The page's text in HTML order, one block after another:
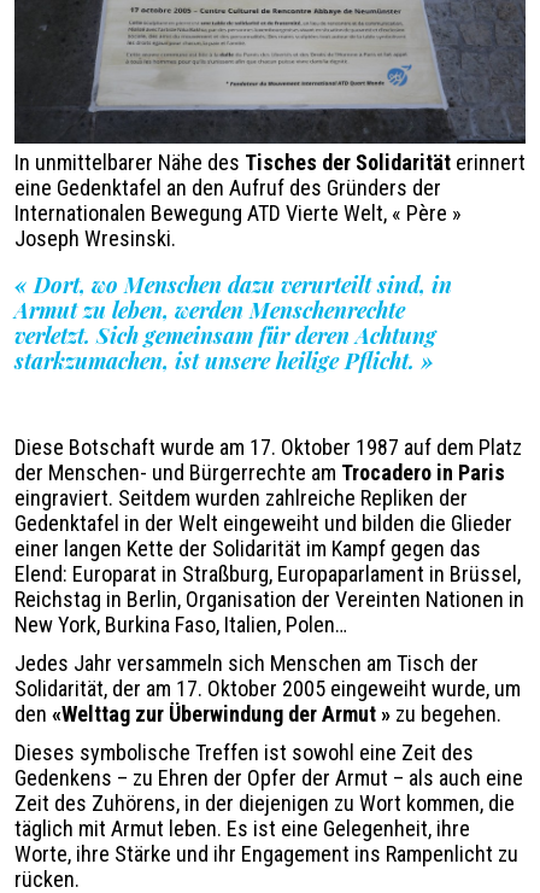
In unmittelbarer Nähe des Tisches der Solidarität erinnert
eine Gedenktafel an den Aufruf des Gründers der
Internationalen Bewegung ATD Vierte Welt, « Père »
Joseph Wresinski.
« Dort, wo Menschen dazu verurteilt sind, in
Armut zu leben, werden Menschenrechte
verletzt. Sich gemeinsam für deren Achtung
starkzumachen, ist unsere heilige Pflicht. »
Diese Botschaft wurde am 17. Oktober 1987 auf dem Platz
der Menschen- und Bürgerrechte am Trocadero in Paris
eingraviert. Seitdem wurden zahlreiche Repliken der
Gedenktafel in der Welt eingeweiht und bilden die Glieder
einer langen Kette der Solidarität im Kampf gegen das
Elend: Europarat in Straßburg, Europaparlament in Brüssel,
Reichstag in Berlin, Organisation der Vereinten Nationen in
New York, Burkina Faso, Italien, Polen…
Jedes Jahr versammeln sich Menschen am Tisch der
Solidarität, der am 17. Oktober 2005 eingeweiht wurde, um
den «Welttag zur Überwindung der Armut » zu begehen.
Dieses symbolische Treffen ist sowohl eine Zeit des
Gedenkens – zu Ehren der Opfer der Armut – als auch eine
Zeit des Zuhörens, in der diejenigen zu Wort kommen, die
täglich mit Armut leben. Es ist eine Gelegenheit, ihre
Worte, ihre Stärke und ihr Engagement ins Rampenlicht zu
rücken.